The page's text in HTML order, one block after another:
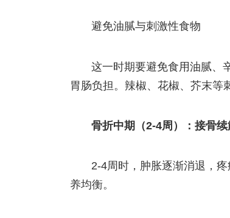
避免油腻与刺激性食物
这一时期要避免食用油腻、
胃肠负担。辣椒、花椒、芥末等
骨折中期（2-4周）：接骨
2-4周时，肿胀逐渐消退，
养均衡。